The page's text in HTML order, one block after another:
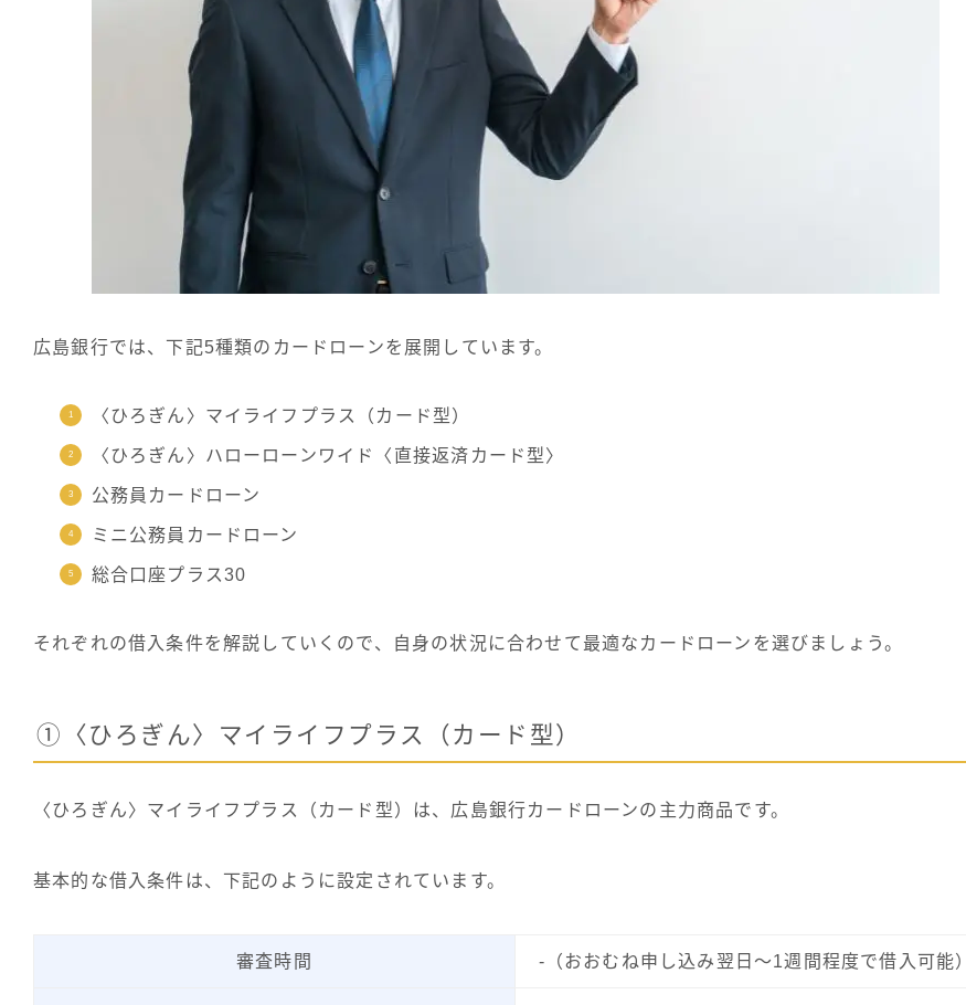
広島銀行では、下記5種類のカードローンを展開しています。
〈ひろぎん〉マイライフプラス（カード型）
〈ひろぎん〉ハローローンワイド〈直接返済カード型〉
公務員カードローン
ミニ公務員カードローン
総合口座プラス30
それぞれの借入条件を解説していくので、自身の状況に合わせて最適なカードローンを選びましょう。
①〈ひろぎん〉マイライフプラス（カード型）
〈ひろぎん〉マイライフプラス（カード型）は、広島銀行カードローンの主力商品です。
基本的な借入条件は、下記のように設定されています。
審査時間 -（おおむね申し込み翌日～1週間程度で借入可能）